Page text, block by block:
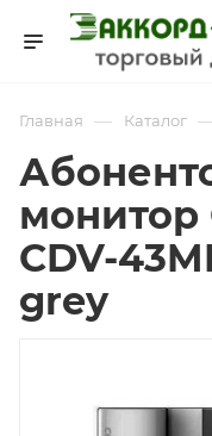
Главная — Каталог
монитор
CDV-
grey